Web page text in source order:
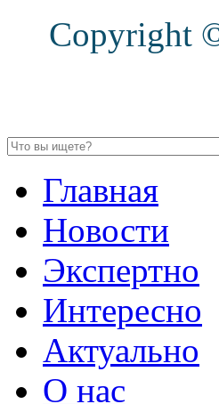
Copyright
Главная
Новости
Экспертно
Интересно
Актуально
О нас